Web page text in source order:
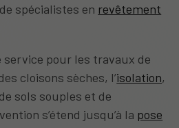
spécialistes en revêtement
service pour les travaux de
cloisons sèches, l’isolation,
sols souples et de
s’étend jusqu’à la pose